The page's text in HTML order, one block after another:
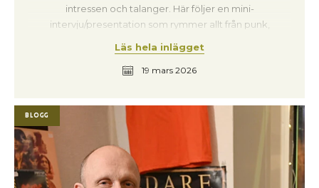
intressen och talanger. Här följer en mini-
intervju/presentation som rymmer allt från punk,
irländska flöjter och Mozart! Och vem är Blars? Kanske
får vi svar på allt här: Heres’s Ida! Hur skulle du beskriva
dig själv? Kort sagt är jag nog en rastlös kreativ tjej som
envist lösningsorienterad för att se till att allt flyter på
under våra evenemang. Sen älskar jag Fleetwood Mac
orimligt mycket. Hur skulle du beskriva din roll här på
Kulturkvarteret? Vad gör en produktionskoordinator?
Precis som för alla oss här är mitt största fokus att våra
gäster får en fantastisk upplevelse. Som
Läs hela inlägget
19 mars 2026
Blogg